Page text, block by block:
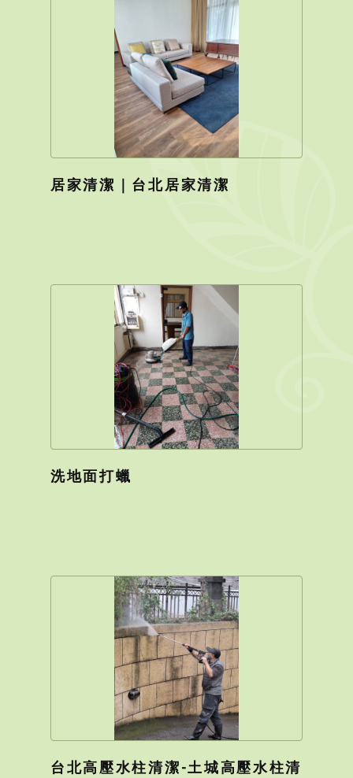
居家清潔｜台北居家清潔
洗地面打蠟
台北高壓水柱清潔-土城高壓水柱清